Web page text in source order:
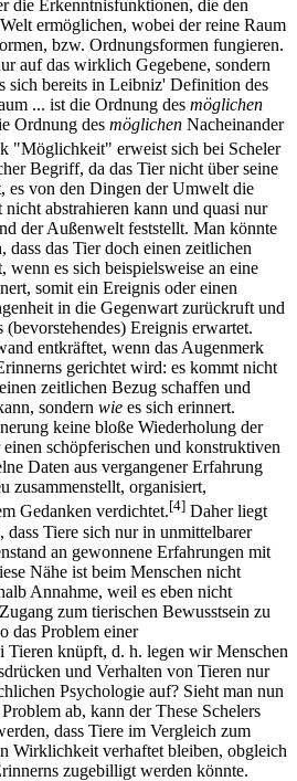
die Erkenntnisfunktionen, die den
ermöglichen, wobei der reine Raum
bzw. Ordnungsformen fungieren.
auf das wirklich Gegebene, sondern
sich bereits in Leibniz' Definition des
... ist die Ordnung des möglichen
Ordnung des möglichen Nacheinander
"Möglichkeit" erweist sich bei Scheler
Begriff, da das Tier nicht über seine
es von den Dingen der Umwelt die
abstrahieren kann und quasi nur
der Außenwelt feststellt. Man könnte
dass das Tier doch einen zeitlichen
es sich beispielsweise an eine
somit ein Ereignis oder einen
in die Gegenwart zurückruft und
Ereignis erwartet.
entkräftet, wenn das Augenmerk
gerichtet wird: es kommt nicht
zeitlichen Bezug schaffen und
sondern wie es sich erinnert.
keine bloße Wiederholung der
schöpferischen und konstruktiven
Daten aus vergangener Erfahrung
zusammenstellt, organisiert,
Gedanken verdichtet.[4] Daher liegt
Tiere sich nur in unmittelbarer
an gewonnene Erfahrungen mit
Nähe ist beim Menschen nicht
Annahme, weil es eben nicht
zum tierischen Bewusstsein zu
das Problem einer
Tieren knüpft, d. h. legen wir Menschen
und Verhalten von Tieren nur
Psychologie auf? Sieht man nun
ab, kann der These Schelers
dass Tiere im Vergleich zum
Wirklichkeit verhaftet bleiben, obgleich
zugebilligt werden könnte.